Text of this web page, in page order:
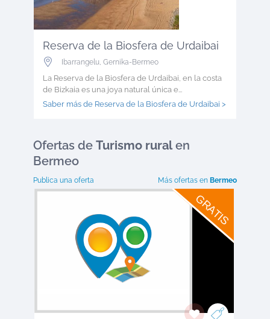
Reserva de la Biosfera de Urdaibai
Ibarrangelu, Gernika-Bermeo
La Reserva de la Biosfera de Urdaibai, en la costa
de Bizkaia es una joya natural única e...
Saber más de Reserva de la Biosfera de Urdaibai >
Ofertas de Turismo ruralen
Bermeo
Publica una oferta Más ofertas en Bermeo
GRATIS